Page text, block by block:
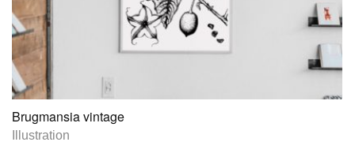
Brugmansia vintage
Illustration